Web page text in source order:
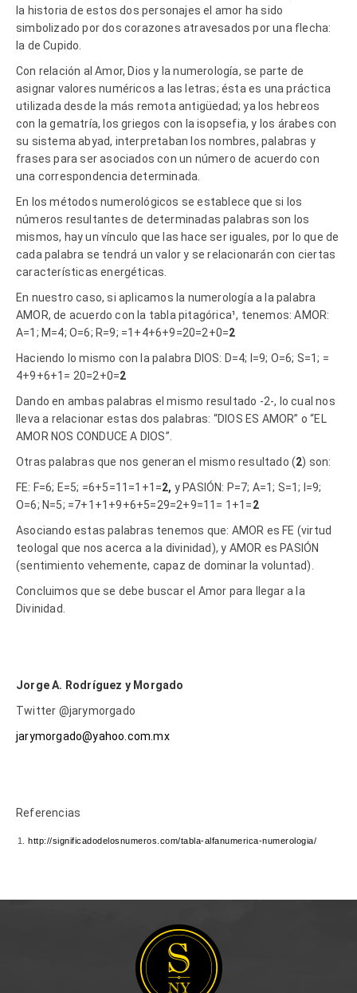
la historia de estos dos personajes el amor ha sido
simbolizado por dos corazones atravesados por una flecha:
la de Cupido.
Con relación al Amor, Dios y la numerología, se parte de
asignar valores numéricos a las letras; ésta es una práctica
utilizada desde la más remota antigüedad; ya los hebreos
con la gematría, los griegos con la isopsefia, y los árabes con
su sistema abyad, interpretaban los nombres, palabras y
frases para ser asociados con un número de acuerdo con
una correspondencia determinada.
En los métodos numerológicos se establece que si los
números resultantes de determinadas palabras son los
mismos, hay un vínculo que las hace ser iguales, por lo que de
cada palabra se tendrá un valor y se relacionarán con ciertas
características energéticas.
En nuestro caso, si aplicamos la numerología a la palabra
AMOR, de acuerdo con la tabla pitagórica¹, tenemos: AMOR:
A=1; M=4; O=6; R=9; =1+4+6+9=20=2+0=2
Haciendo lo mismo con la palabra DIOS: D=4; I=9; O=6; S=1; =
4+9+6+1= 20=2+0=2
Dando en ambas palabras el mismo resultado -2-, lo cual nos
lleva a relacionar estas dos palabras: “DIOS ES AMOR” o “EL
AMOR NOS CONDUCE A DIOS”.
Otras palabras que nos generan el mismo resultado (2) son:
FE: F=6; E=5; =6+5=11=1+1=2, y PASIÓN: P=7; A=1; S=1; I=9;
O=6; N=5; =7+1+1+9+6+5=29=2+9=11= 1+1=2
Asociando estas palabras tenemos que: AMOR es FE (virtud
teologal que nos acerca a la divinidad), y AMOR es PASIÓN
(sentimiento vehemente, capaz de dominar la voluntad).
Concluimos que se debe buscar el Amor para llegar a la
Divinidad.
Jorge A. Rodríguez y Morgado
Twitter @jarymorgado
jarymorgado@yahoo.com.mx
Referencias
http://significadodelosnumeros.com/tabla-alfanumerica-numerologia/